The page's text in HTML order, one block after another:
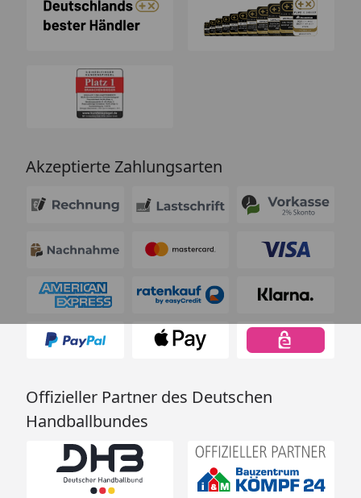
Akzeptierte Zahlungsarten
Offizieller Partner des Deutschen
Handballbundes